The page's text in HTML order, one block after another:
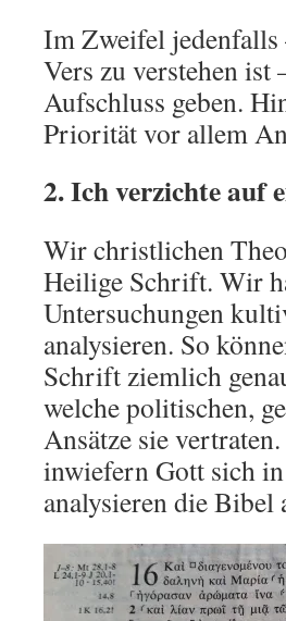
Im Zweifel jedenfalls
Vers zu verstehen ist
Aufschluss geben.
Priorität vor allem
2. Ich verzichte auf
Wir christlichen
Heilige Schrift. Wir
Untersuchungen
analysieren. So
Schrift ziemlich
welche politischen,
Ansätze sie
inwiefern Gott sich
analysieren die